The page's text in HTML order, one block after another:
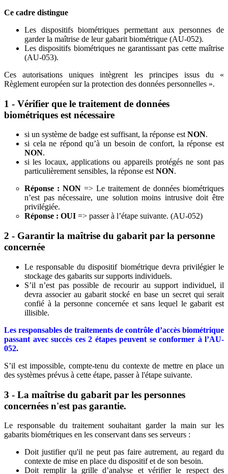
Ce cadre distingue
Les dispositifs biométriques permettant aux personnes de
garder la maîtrise de leur gabarit biométrique (AU-052).
Les dispositifs biométriques ne garantissant pas cette maîtrise
(AU-053).
Ces autorisations uniques intègrent les principes issus du «
Règlement européen sur la protection des données personnelles ».
1 - Vérifier que le traitement de données
biométriques est nécessaire
si un système de badge est suffisant, la réponse est NON.
si cela ne répond qu’à un besoin de confort, la réponse est
NON.
si les locaux, applications ou appareils protégés ne sont pas
particulièrement sensibles, la réponse est NON.
Réponse : NON => Le traitement de données biométriques
n’est pas nécessaire, une solution moins intrusive doit être
privilégiée.
Réponse : OUI => passer à l’étape suivante. (AU-052)
2 - Garantir la maîtrise du gabarit par la personne
concernée
Le responsable du dispositif biométrique devra privilégier le
stockage des gabarits sur supports individuels.
S’il n’est pas possible de recourir au support individuel, il
devra associer au gabarit stocké en base un secret qui serait
confié à la personne concernée et sans lequel le gabarit est
illisible.
Les responsables de traitements de contrôle d’accès biométrique
passant avec succès ces 2 étapes peuvent se conformer à l’AU-
052.
S’il est impossible, compte-tenu du contexte de mettre en place un
des systèmes prévus à cette étape, passer à l'étape suivante.
3 - La maîtrise du gabarit par les personnes
concernées n'est pas garantie.
Le responsable du traitement souhaitant garder la main sur les
gabarits biométriques en les conservant dans ses serveurs :
Doit justifier qu'il ne peut pas faire autrement, au regard du
contexte de mise en place du dispositif et de son besoin.
Doit remplir la grille d’analyse et vérifier le respect des